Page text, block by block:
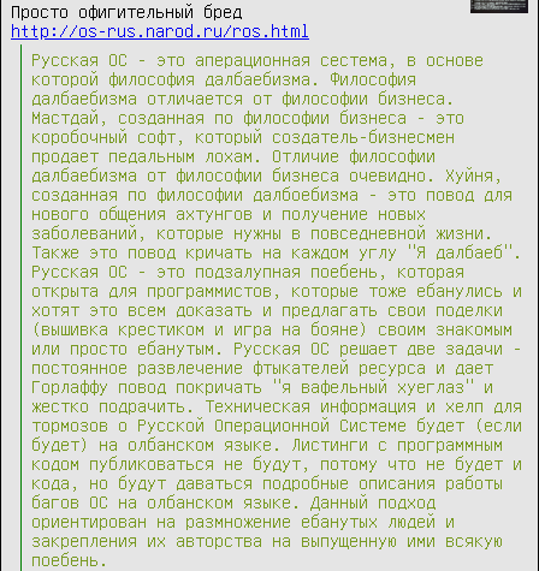
Просто офигительный бред
http://os-rus.narod.ru/ros.html
Русская ОС - это аперационная сестема, в основе
которой философия далбаебизма. Философия
далбаебизма отличается от философии бизнеса.
Мастдай, созданная по философии бизнеса - это
коробочный софт, который создатель-бизнесмен
продает педальным лохам. Отличие философии
далбаебизма от философии бизнеса очевидно. Хуйня,
созданная по философии далбоебизма - это повод для
нового общения ахтунгов и получение новых
заболеваний, которые нужны в повседневной жизни.
Также это повод кричать на каждом углу "Я далбаеб".
Русская ОС - это подзалупная поебень, которая
открыта для программистов, которые тоже ебанулись и
хотят это всем доказать и предлагать свои поделки
(вышивка крестиком и игра на бояне) своим знакомым
или просто ебанутым. Русская ОС решает две задачи -
постоянное развлечение фтыкателей ресурса и дает
Горлаффу повод покричать "я вафельный хуеглаз" и
жестко подрачить. Техническая информация и хелп для
тормозов о Русской Операционной Системе будет (если
будет) на олбанском языке. Листинги с программным
кодом публиковаться не будут, потому что не будет и
кода, но будут даваться подробные описания работы
багов ОС на олбанском языке. Данный подход
ориентирован на размножение ебанутых людей и
закрепления их авторства на выпущенную ими всякую
поебень.